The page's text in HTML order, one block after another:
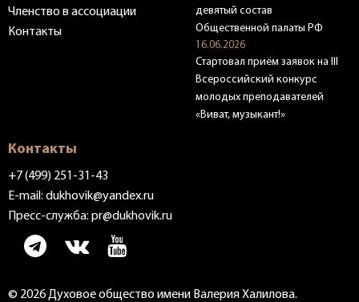
Членство в ассоциации
Контакты
девятый состав
Общественной палаты РФ
16.06.2026
Стартовал приём заявок на III
Всероссийский конкурс
молодых преподавателей
«Виват, музыкант!»
Контакты
+7 (499) 251-31-43
E-mail: dukhovik@yandex.ru
Пресс-служба: pr@dukhovik.ru
© 2026 Духовое общество имени Валерия Халилова.